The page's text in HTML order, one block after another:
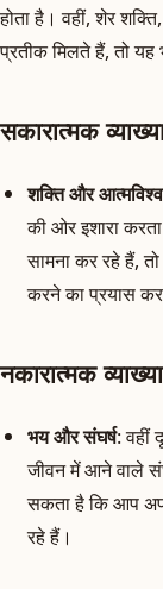
होता है। वहीं, शेर
प्रतीक मिलते हैं, तो यह
सकारात्मक
शक्ति और
की ओर इशारा
सामना कर रहे हैं,
करने का प्रयास कर
नकारात्मक
भय और संघर्ष: वहीं
जीवन में आने वाले
सकता है कि आप
रहे हैं।